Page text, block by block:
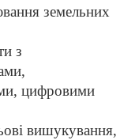
земельних
з
цифровими
вишукування,